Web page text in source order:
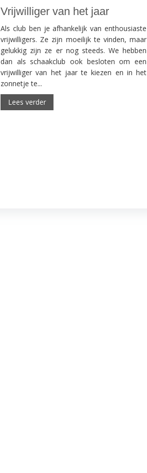
Vrijwilliger van het jaar
Als club ben je afhankelijk van enthousiaste
vrijwilligers. Ze zijn moeilijk te vinden, maar
gelukkig zijn ze er nog steeds. We hebben
dan als schaakclub ook besloten om een
vrijwilliger van het jaar te kiezen en in het
zonnetje te...
Lees verder